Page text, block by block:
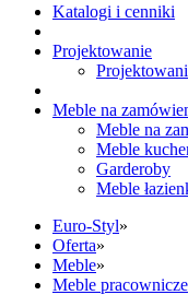
Katalogi i cenniki
Projektowanie
Meble na
Meble na
Meble
Garderoby
Meble
Euro-Styl»
Oferta»
Meble»
Meble pracownicze